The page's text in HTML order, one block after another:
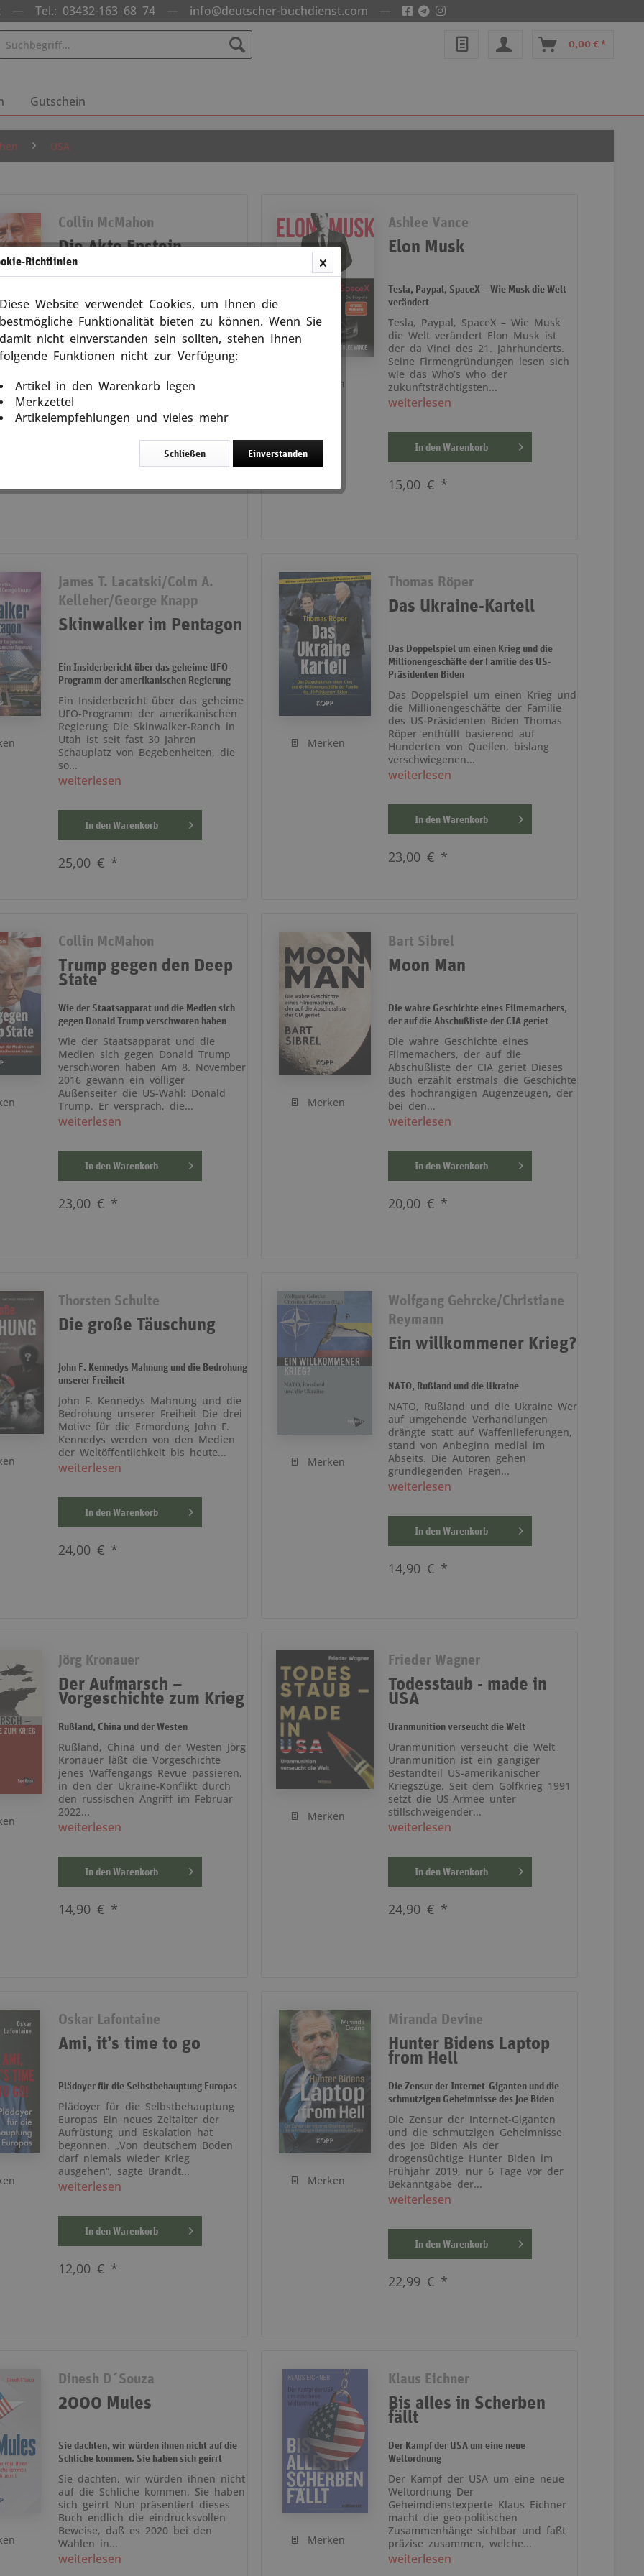
— Tel.: 03432-163 68 74— info@deutscher-buchdienst.com —
0,00 € *
Gutschein
USA
Collin McMahon
Die Akte Epstein
zwei tot sind«
»Drei können ein Geheimnis wahren,
wenn zwei tot sind« Wie konnte sich
Mathelehrer aus Brooklyn, eine
weiterlesen Merken
Ashlee Vance
Elon Musk
Tesla, Paypal, SpaceX – Wie Musk die Welt
verändert
Tesla, Paypal, SpaceX – Wie Musk
die Welt verändert Elon Musk ist
der da Vinci des 21. Jahrhunderts.
Seine Firmengründungen lesen sich
wie das Who’s who der
zukunftsträchtigsten...
weiterlesen
In denWarenkorb
15,00 € *
James T. Lacatski/Colm A.
Kelleher/George Knapp
Skinwalker im Pentagon
Ein Insiderbericht über das geheime UFO-
Programm der amerikanischen Regierung
Ein Insiderbericht über das geheime
UFO-Programm der amerikanischen
Regierung Die Skinwalker-Ranch in
Utah ist seit fast 30 Jahren
Schauplatz von Begebenheiten, die
so...
weiterlesen
In denWarenkorb
25,00 € *
Merken
Thomas Röper
Das Ukraine-Kartell
Das Doppelspiel um einen Krieg und die
Millionengeschäfte der Familie des US-
Präsidenten Biden
Das Doppelspiel um einen Krieg und
die Millionengeschäfte der Familie
des US-Präsidenten Biden Thomas
Röper enthüllt basierend auf
Hunderten von Quellen, bislang
verschwiegenen...
weiterlesen
In denWarenkorb
23,00 € *
Collin McMahon
Trump gegen den Deep
State
Wie der Staatsapparat und die Medien sich
gegen Donald Trump verschworen haben
Wie der Staatsapparat und die
Medien sich gegen Donald Trump
verschworen haben Am 8. November
2016 gewann ein völliger
Außenseiter die US-Wahl: Donald
Trump. Er versprach, die...
weiterlesen
In denWarenkorb
23,00 € *
Merken
Bart Sibrel
Moon Man
Die wahre Geschichte eines Filmemachers,
der auf die Abschußliste der CIA geriet
Die wahre Geschichte eines
Filmemachers, der auf die
Abschußliste der CIA geriet Dieses
Buch erzählt erstmals die Geschichte
des hochrangigen Augenzeugen, der
bei den...
weiterlesen
In denWarenkorb
20,00 € *
Thorsten Schulte
Die große Täuschung
John F. Kennedys Mahnung und die Bedrohung
unserer Freiheit
John F. Kennedys Mahnung und die
Bedrohung unserer Freiheit Die drei
Motive für die Ermordung John F.
Kennedys werden von den Medien
der Weltöffentlichkeit bis heute...
weiterlesen
In denWarenkorb
24,00 € *
Merken
Wolfgang Gehrcke/Christiane
Reymann
Ein willkommener Krieg?
NATO, Rußland und die Ukraine
NATO, Rußland und die Ukraine Wer
auf umgehende Verhandlungen
drängte statt auf Waffenlieferungen,
stand von Anbeginn medial im
Abseits. Die Autoren gehen
grundlegenden Fragen...
weiterlesen
In denWarenkorb
14,90 € *
Jörg Kronauer
Der Aufmarsch –
Vorgeschichte zum Krieg
Rußland, China und der Westen
Rußland, China und der Westen Jörg
Kronauer läßt die Vorgeschichte
jenes Waffengangs Revue passieren,
in den der Ukraine-Konflikt durch
den russischen Angriff im Februar
2022...
weiterlesen
In denWarenkorb
14,90 € *
Merken
Frieder Wagner
Todesstaub - made in
USA
Uranmunition verseucht die Welt
Uranmunition verseucht die Welt
Uranmunition ist ein gängiger
Bestandteil US-amerikanischer
Kriegszüge. Seit dem Golfkrieg 1991
setzt die US-Armee unter
stillschweigender...
weiterlesen
In denWarenkorb
24,90 € *
Oskar Lafontaine
Ami, it’s time to go
Plädoyer für die Selbstbehauptung Europas
Plädoyer für die Selbstbehauptung
Europas Ein neues Zeitalter der
Aufrüstung und Eskalation hat
begonnen. „Von deutschem Boden
darf niemals wieder Krieg
ausgehen“, sagte Brandt...
weiterlesen
In denWarenkorb
12,00 € *
Merken
Miranda Devine
Hunter Bidens Laptop
from Hell
Die Zensur der Internet-Giganten und die
schmutzigen Geheimnisse des Joe Biden
Die Zensur der Internet-Giganten
und die schmutzigen Geheimnisse
des Joe Biden Als der
drogensüchtige Hunter Biden im
Frühjahr 2019, nur 6 Tage vor der
Bekanntgabe der...
weiterlesen
In denWarenkorb
22,99 € *
Dinesh D´Souza
2000 Mules
Sie dachten, wir würden ihnen nicht auf die
Schliche kommen. Sie haben sich geirrt
Sie dachten, wir würden ihnen nicht
auf die Schliche kommen. Sie haben
sich geirrt Nun präsentiert dieses
Buch endlich die eindrucksvollen
Beweise, daß es 2020 bei den
Wahlen in...
weiterlesen
Merken
Klaus Eichner
Bis alles in Scherben
fällt
Der Kampf der USA um eine neue
Weltordnung
Der Kampf der USA um eine neue
Weltordnung Der
Geheimdienstexperte Klaus Eichner
macht die geo-politischen
Zusammenhänge sichtbar und faßt
präzise zusammen, welche...
weiterlesen
Richtlinien
Diese Website verwendet Cookies, um Ihnen die
bestmögliche Funktionalität bieten zu können. Wenn Sie
damit nicht einverstanden sein sollten, stehen Ihnen
folgende Funktionen nicht zur Verfügung:
Artikel in den Warenkorb legen
Merkzettel
Artikelempfehlungen und vieles mehr
Einverstanden
Schließen